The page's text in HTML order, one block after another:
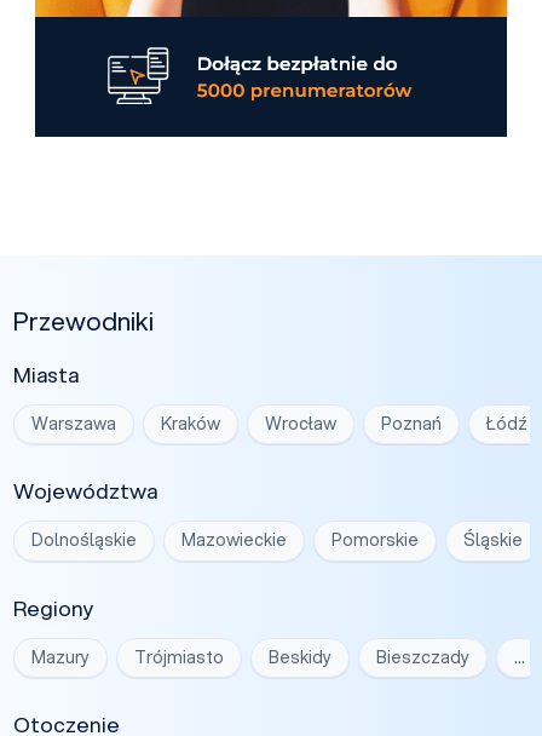
Przewodniki
Miasta
Warszawa Kraków Wrocław Poznań Łódź
Województwa
Dolnośląskie Mazowieckie Pomorskie Śląskie
Regiony
Mazury Trójmiasto Beskidy Bieszczady …
Otoczenie